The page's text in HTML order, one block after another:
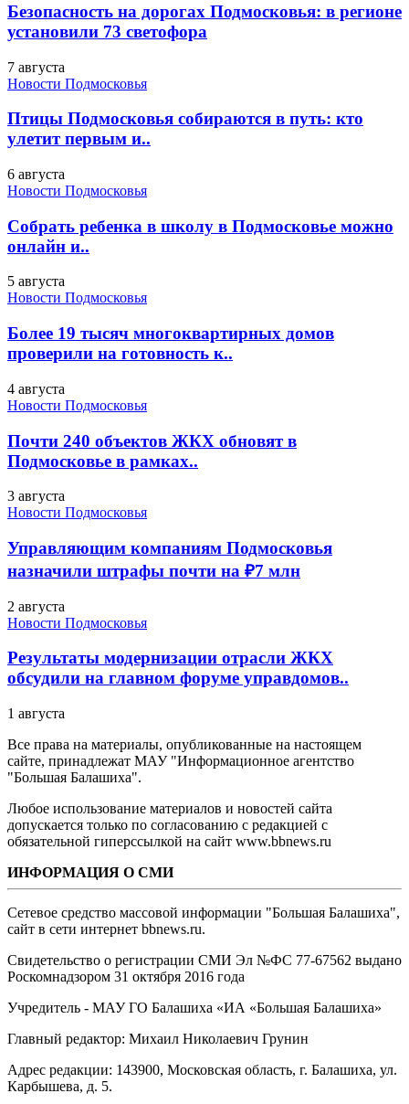
Безопасность на дорогах Подмосковья: в регионе
установили 73 светофора
7 августа
Новости Подмосковья
Птицы Подмосковья собираются в путь: кто
улетит первым и..
6 августа
Новости Подмосковья
Собрать ребенка в школу в Подмосковье можно
онлайн и..
5 августа
Новости Подмосковья
Более 19 тысяч многоквартирных домов
проверили на готовность к..
4 августа
Новости Подмосковья
Почти 240 объектов ЖКХ обновят в
Подмосковье в рамках..
3 августа
Новости Подмосковья
Управляющим компаниям Подмосковья
назначили штрафы почти на ₽7 млн
2 августа
Новости Подмосковья
Результаты модернизации отрасли ЖКХ
обсудили на главном форуме управдомов..
1 августа
Все права на материалы, опубликованные на настоящем
сайте, принадлежат МАУ "Информационное агентство
"Большая Балашиха".
Любое использование материалов и новостей сайта
допускается только по согласованию с редакцией с
обязательной гиперссылкой на сайт www.bbnews.ru
ИНФОРМАЦИЯ О СМИ
Сетевое средство массовой информации "Большая Балашиха",
сайт в сети интернет bbnews.ru.
Свидетельство о регистрации СМИ Эл №ФС ‎77-67562 выдано
Роскомнадзором 31 октября 2016 года
Учредитель - МАУ ГО Балашиха «ИА «Большая Балашиха»
Главный редактор: Михаил Николаевич Грунин
Адрес редакции: 143900, Московская область, г. Балашиха, ул.
Карбышева, д. 5.